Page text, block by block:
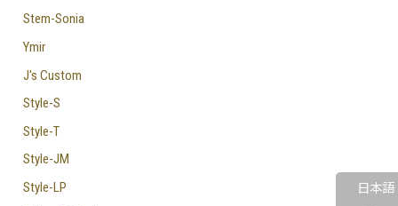
日本語
Stem-Sonia
Ymir
J's Custom
Style-S
Style-T
Style-JM
Style-LP